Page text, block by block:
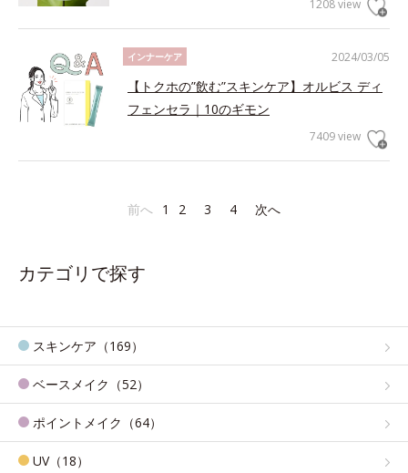
1208 view
2024/03/05
インナーケア
【トクホの”飲む”スキンケア】オルビス ディ
フェンセラ｜10のギモン
7409 view
前へ 1 2 3 4 次へ
カテゴリで探す
スキンケア（169）
ベースメイク（52）
ポイントメイク（64）
UV（18）